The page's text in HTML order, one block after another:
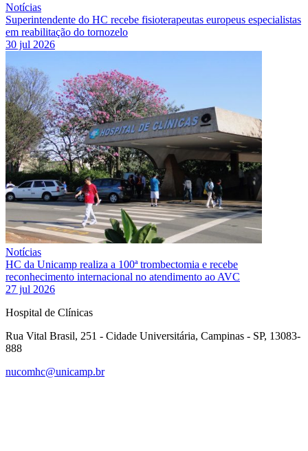
Notícias
Superintendente do HC recebe fisioterapeutas europeus especialistas
em reabilitação do tornozelo
30 jul 2026
Notícias
HC da Unicamp realiza a 100ª trombectomia e recebe
reconhecimento internacional no atendimento ao AVC
27 jul 2026
Hospital de Clínicas
Rua Vital Brasil, 251 - Cidade Universitária, Campinas - SP, 13083-
888
nucomhc@unicamp.br